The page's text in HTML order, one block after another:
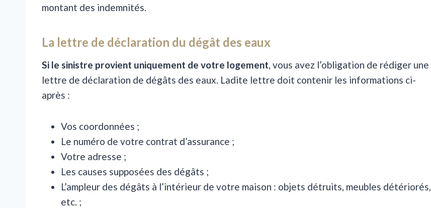
montant des indemnités.
La lettre de déclaration du dégât des eaux
Si le sinistre provient uniquement de votre logement, vous avez l’obligation de rédiger une
lettre de déclaration de dégâts des eaux. Ladite lettre doit contenir les informations ci-
après :
Vos coordonnées ;
Le numéro de votre contrat d’assurance ;
Votre adresse ;
Les causes supposées des dégâts ;
L’ampleur des dégâts à l’intérieur de votre maison : objets détruits, meubles détériorés,
etc. ;